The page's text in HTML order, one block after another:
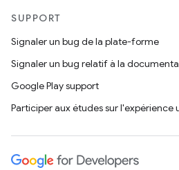
SUPPORT
Signaler un bug de la plate-forme
Signaler un bug relatif à la
Google Play support
Participer aux études sur l'expérience